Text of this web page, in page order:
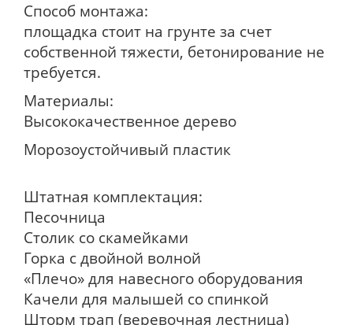
Способ монтажа:
площадка стоит на грунте за счет
собственной тяжести, бетонирование не
требуется.
Материалы:
Высококачественное дерево
Морозоустойчивый пластик
Штатная комплектация:
Песочница
Столик со скамейками
Горка с двойной волной
«Плечо» для навесного оборудования
Качели для малышей со спинкой
Шторм трап (веревочная лестница)